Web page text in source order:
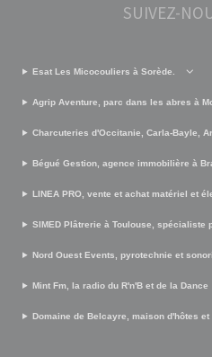
SUIVEZ-
Esat Les Micocouliers à Sorède.
Agrip Aventure, parc dans les abres à
Charcuteries d'Occitanie, Carla-Bayle,
Bégué Gestion, agence immobilière à
LINEA PRO, vente et achat matériel et
SIMED Plâtrerie à Toulouse,
Nord Ouest Events, pyrotechnie et
Mint Fm, la radio du R'n'B et de la Dance
Domaine de Belcayre, maison d'hôtes et